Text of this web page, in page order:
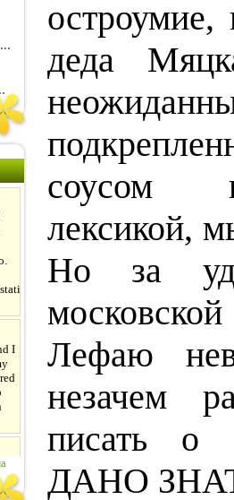
деда
соусом
лексикой,
Но за
Лефаю
незачем
писать
ДАНО